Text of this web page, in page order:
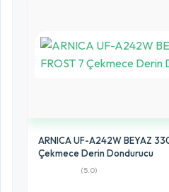
ARNICA UF-A242W BEYAZ
Çekmece Derin Dondurucu
(5.0)